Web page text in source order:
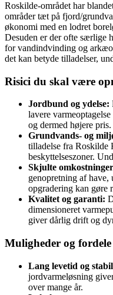
Roskilde-området har
områder tæt på fjord/
økonomi med en lodret
Desuden er der ofte særlige
for vandindvinding og
det kan betyde tilladelser,
Risici du skal være
Jordbund og ydelse:
lavere
og dermed højere pris.
Grundvands- og
tilladelse fra Roskilde
beskyttelseszoner.
Skjulte
genopretning af
opgradering kan gøre
Kvalitet og garanti:
dimensioneret
giver dårlig drift og
Muligheder og
Lang levetid og
jordvarmeløsning
over mange år.